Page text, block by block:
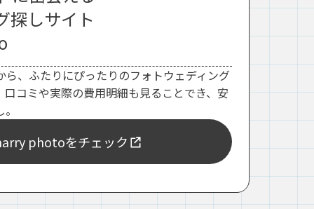
探しサイト
、ふたりにぴったりのフォトウェディング
コミや実際の費用明細も見ることでき、安
photoをチェック